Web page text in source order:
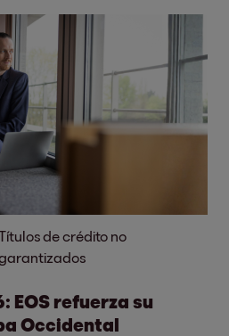
de crédito no
EOS refuerza su
Occidental